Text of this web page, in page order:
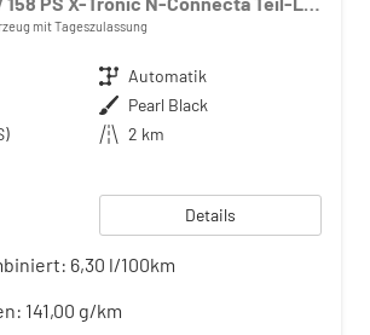
mit Tageszulassung
Getriebe Automatik
Außenfarbe Pearl Black
Kilometerstand 2 km
Details
6,30 l/100km
141,00 g/km